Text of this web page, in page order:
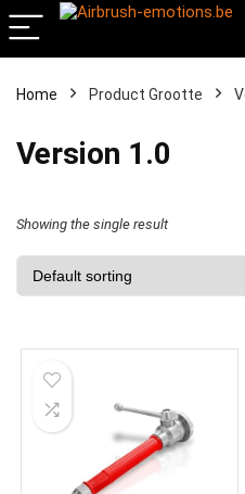
Home Product Grootte
‎Version 1.0
Showing the single result